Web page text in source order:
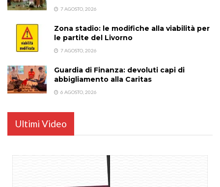
7 AGOSTO, 2026
Zona stadio: le modifiche alla viabilità per
le partite del Livorno
7 AGOSTO, 2026
Guardia di Finanza: devoluti capi di
abbigliamento alla Caritas
6 AGOSTO, 2026
Ultimi Video